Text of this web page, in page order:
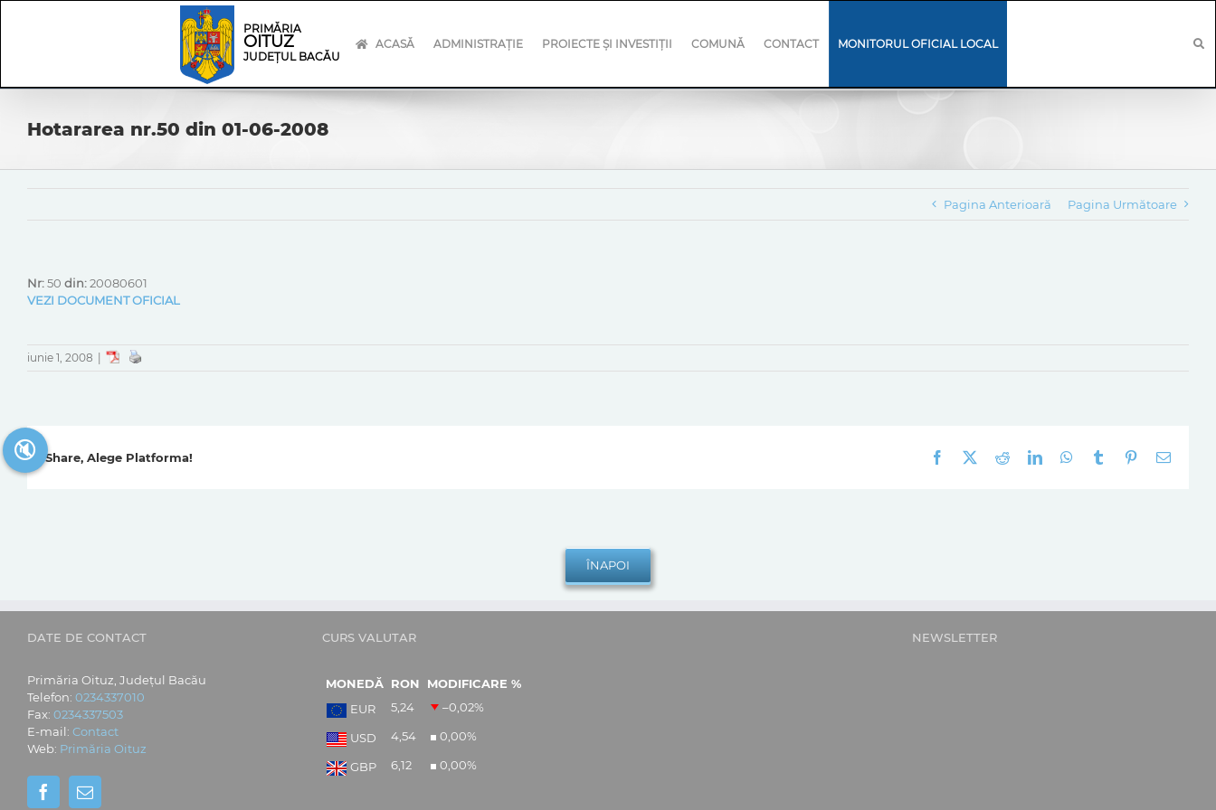
PRIMĂRIA
OITUZ
JUDEȚUL BACĂU
ACASĂ ADMINISTRAȚIE PROIECTE ȘI INVESTIȚII COMUNĂ CONTACT MONITORUL OFICIAL LOCAL
Hotararea nr.50 din 01-06-2008
Pagina Anterioară Pagina Următoare
Nr:50 din:20080601
VEZI DOCUMENT OFICIAL
iunie 1, 2008
Share, Alege Platforma! Facebook RedditLinkedInWhatsApp
Tumblr Pinterest
E-
DATE DE CONTACT
Primăria Oituz, Județul Bacău
Telefon: 0234337010
Fax: 0234337503
E-mail: Contact
Web: Primăria Oituz
CURS VALUTAR
MONEDĂ RON
MODIFICARE %
EUR
5,24 –0,02%
USD 4,54 0,00%
GBP 6,12 0,00%
NEWSLETTER
🔇